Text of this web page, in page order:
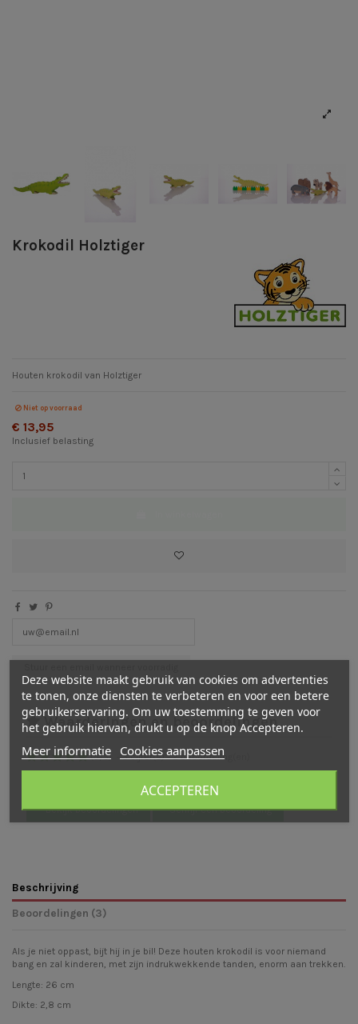
Krokodil Holztiger
Houten krokodil van Holztiger
Niet op voorraad
€ 13,95
Inclusief belasting
Waarderingen en beoordelingen
(5/5) -3cijfer(s) -2beoordeling(en)
Bekijk beoordelingen Schrijf een beoordeling
Beschrijving
Beoordelingen (3)
Als je niet oppast, bijt hij in je bil! Deze houten krokodil is voor niemand
bang en zal kinderen, met zijn indrukwekkende tanden, enorm aan trekken.
Lengte: 26 cm
Dikte: 2,8 cm
Deze website maakt gebruik van cookies om advertenties
te tonen, onze diensten te verbeteren en voor een betere
gebruikerservaring. Om uw toestemming te geven voor
het gebruik hiervan, drukt u op de knop Accepteren.
Meer informatie Cookies aanpassen
ACCEPTEREN